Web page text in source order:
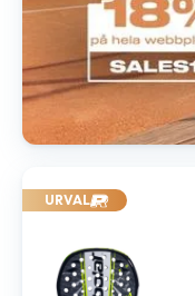
URVAL